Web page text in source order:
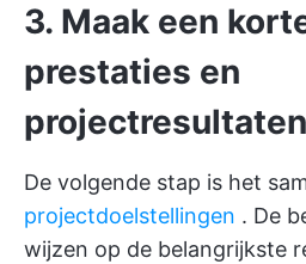
3. Maak een
prestaties en
projectresultaten
De volgende stap is het
projectdoelstellingen . De
wijzen op de belangrijkste